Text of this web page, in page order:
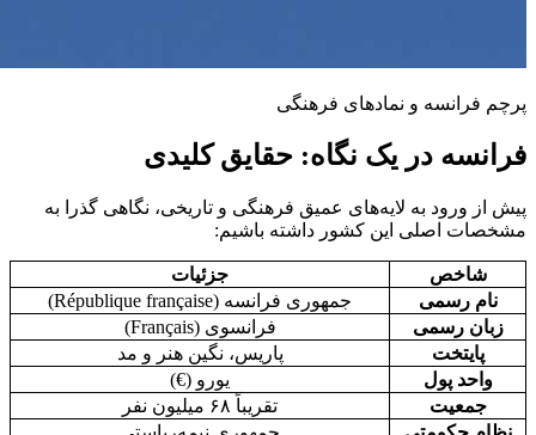
پرچم فرانسه و نمادهای فرهنگی
فرانسه در یک نگاه: حقایق کلیدی
پیش از ورود به لایه‌های عمیق فرهنگی و تاریخی، نگاهی گذرا به
مشخصات اصلی این کشور داشته باشیم:
شاخص
جزئیات
نام رسمی
جمهوری فرانسه (République française)
زبان رسمی
فرانسوی (Français)
پایتخت
پاریس، نگین هنر و مد
واحد پول
یورو (€)
جمعیت
تقریباً ۶۸ میلیون نفر